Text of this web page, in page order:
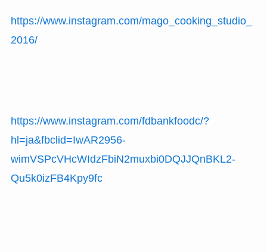
https://www.instagram.com/mago_cooking_studio_
2016/
https://www.instagram.com/fdbankfoodc/?
hl=ja&fbclid=IwAR2956-
wimVSPcVHcWIdzFbiN2muxbi0DQJJQnBKL2-
Qu5k0izFB4Kpy9fc